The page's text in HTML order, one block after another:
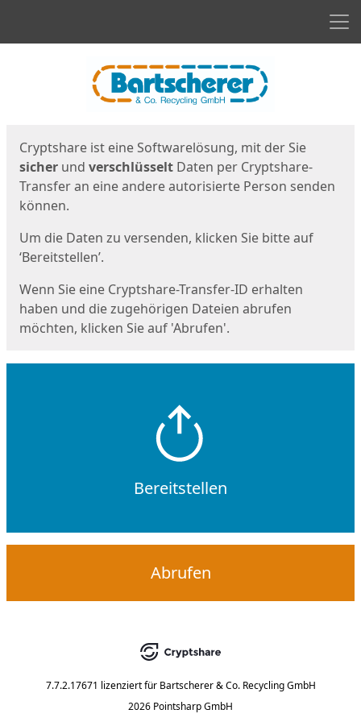
Cryptshare ist eine Softwarelösung, mit der Sie
sicher und verschlüsselt Daten per Cryptshare-
Transfer an eine andere autorisierte Person senden
können.
Um die Daten zu versenden, klicken Sie bitte auf
‘Bereitstellen’.
Wenn Sie eine Cryptshare-Transfer-ID erhalten
haben und die zugehörigen Dateien abrufen
möchten, klicken Sie auf 'Abrufen'.
Bereitstellen
Abrufen
7.7.2.17671 lizenziert für Bartscherer & Co. Recycling GmbH
2026 Pointsharp GmbH